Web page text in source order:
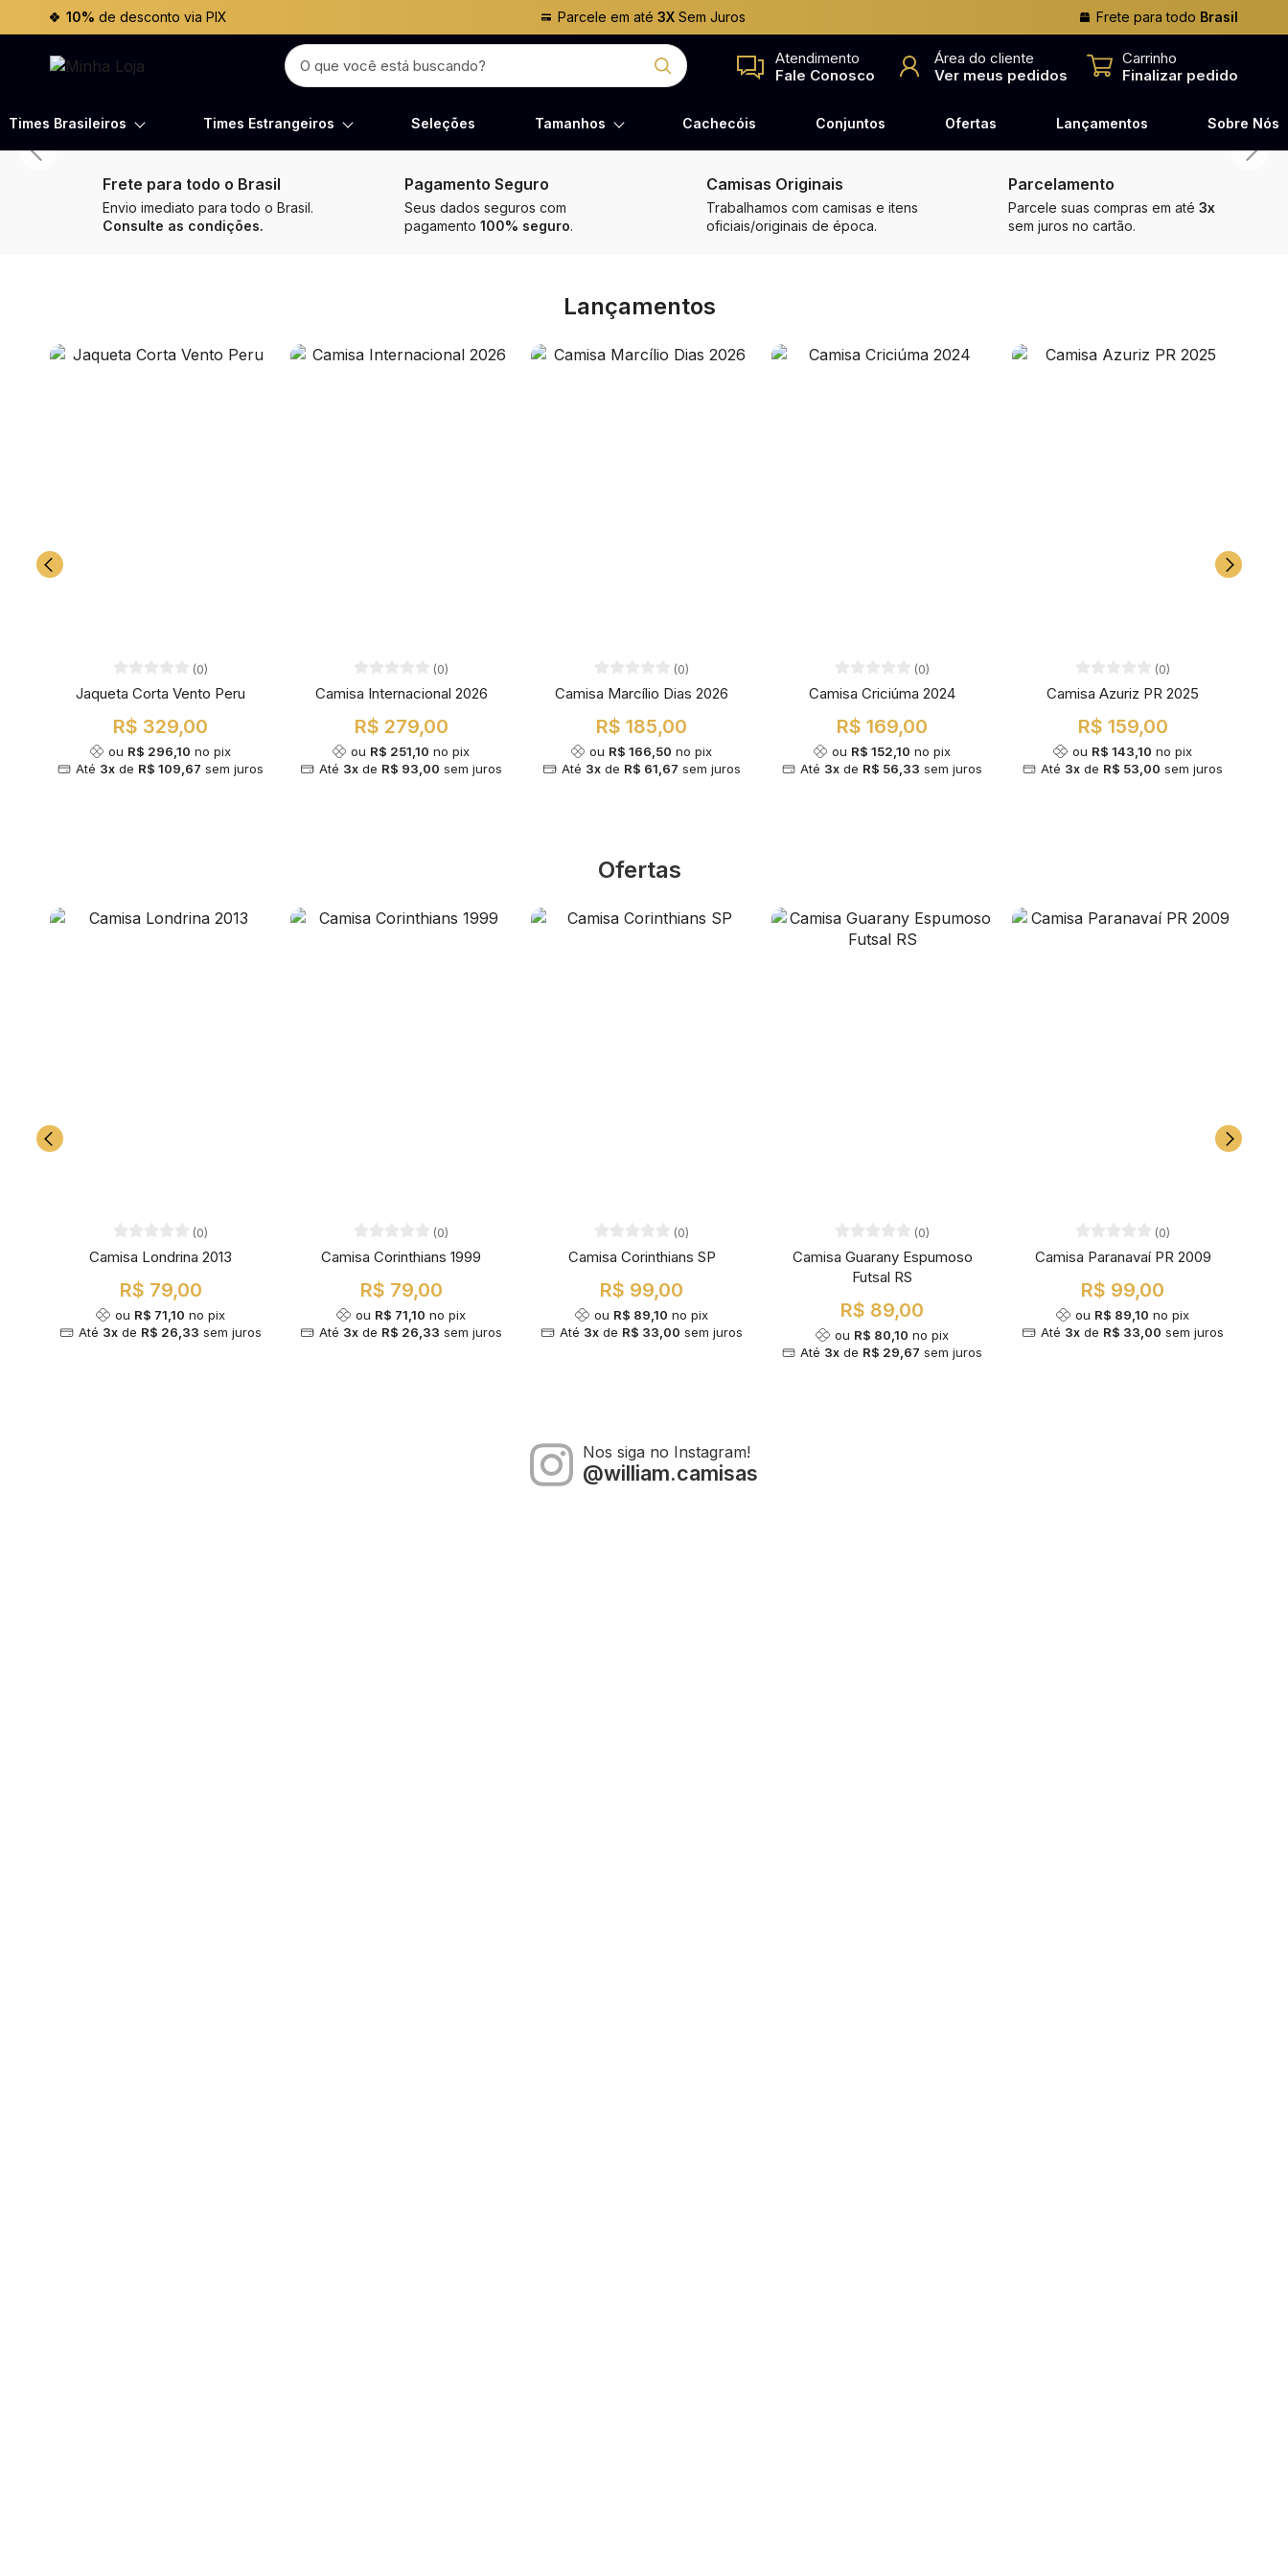
10% de desconto via PIX Parcele em até3X Sem Juros Frete para todo Brasil
Atendimento
Fale Conosco
Área do cliente
Ver meus pedidos
Carrinho
Finalizar pedido
Times Brasileiros Times Estrangeiros Seleções Tamanhos Cachecóis Conjuntos Ofertas Lançamentos Sobre Nós
Frete para todo o Brasil
Envio imediato para todo o Brasil.
Consulte as condições.
Pagamento Seguro
Seus dados seguros com
pagamento 100% seguro.
Camisas Originais
Trabalhamos com camisas e itens
oficiais/originais de época.
Parcelamento
Parcele suas compras em até 3x
sem juros no cartão.
Lançamentos
(0)
Jaqueta Corta Vento Peru
R$ 329,00
ou R$ 296,10 no pix
Até 3x de R$ 109,67 sem juros
(0)
Camisa Internacional 2026
R$ 279,00
ou R$ 251,10 no pix
Até 3xde R$ 93,00 sem juros
(0)
Camisa Marcílio Dias 2026
R$ 185,00
ou R$ 166,50 no pix
Até 3xde R$ 61,67 sem juros
(0)
Camisa Criciúma 2024
R$ 169,00
ou R$ 152,10 no pix
Até 3x de R$ 56,33 sem juros
(0)
Camisa Azuriz PR 2025
R$ 159,00
ou R$ 143,10 no pix
Até 3x de R$ 53,00 sem juros
Ofertas
(0)
Camisa Londrina 2013
R$ 79,00
ou R$ 71,10 no pix
Até 3xde R$ 26,33 sem juros
(0)
Camisa Corinthians 1999
R$ 79,00
ou R$ 71,10 no pix
Até 3xde R$ 26,33 sem juros
(0)
Camisa Corinthians SP
R$ 99,00
ou R$ 89,10 no pix
Até 3xde R$ 33,00 sem juros
(0)
Camisa Guarany Espumoso
Futsal RS
R$ 89,00
ou R$ 80,10 no pix
Até 3x de R$ 29,67 sem juros
(0)
Camisa Paranavaí PR 2009
R$ 99,00
ou R$ 89,10 no pix
Até 3xde R$ 33,00 sem juros
Nos siga no Instagram!
@william.camisas